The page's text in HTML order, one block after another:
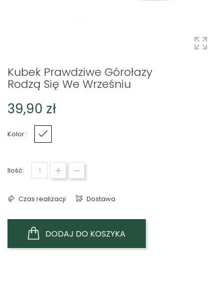
Kubek Prawdziwe Górołazy
Rodzą Się We Wrześniu
39,90 zł
Kolor :
Ilość:
Czas realizacji Dostawa
DODAJ DO KOSZYKA